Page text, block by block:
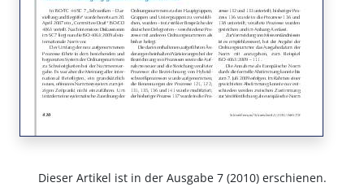
Dieser Artikel ist in der Ausgabe 7 (2010) erschienen.